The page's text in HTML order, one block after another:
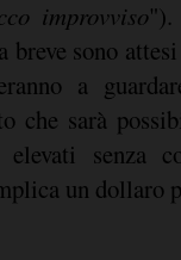
improvviso").
breve sono
a
che sarà
senza
un dollaro